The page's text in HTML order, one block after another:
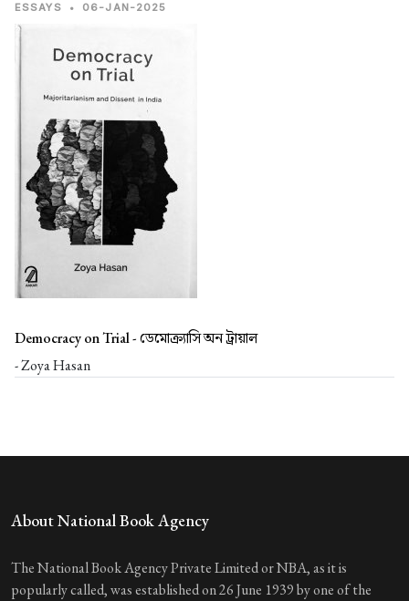
ESSAYS • 06-JAN-2025
Democracy on Trial -ডেমোক্র্যাসি অন ট্রায়াল
- Zoya Hasan
About National Book Agency
The National Book Agency Private Limited or NBA, as it is
popularly called, was established on 26 June 1939 by one of the